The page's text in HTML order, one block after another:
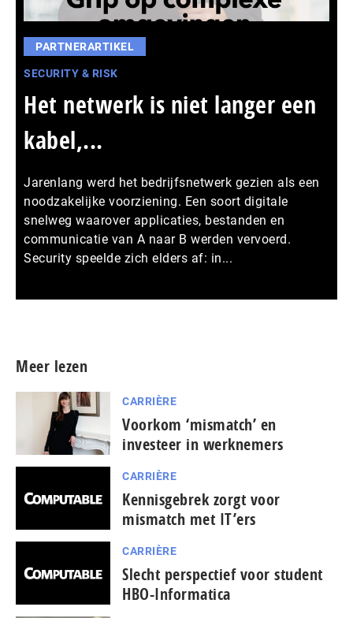
PARTNERARTIKEL
SECURITY & RISK
Het netwerk is niet langer een
kabel,...
Jarenlang werd het bedrijfsnetwerk gezien als een
noodzakelijke voorziening. Een soort digitale
snelweg waarover applicaties, bestanden en
communicatie van A naar B werden vervoerd.
Security speelde zich elders af: in...
Meer lezen
CARRIÈRE
Voorkom ‘mismatch’ en
investeer in werknemers
CARRIÈRE
Kennisgebrek zorgt voor
mismatch met IT’ers
CARRIÈRE
Slecht perspectief voor student
HBO-Informatica